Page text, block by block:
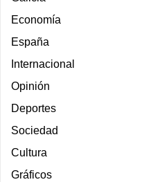
Economía
España
Internacional
Opinión
Deportes
Sociedad
Cultura
Gráficos